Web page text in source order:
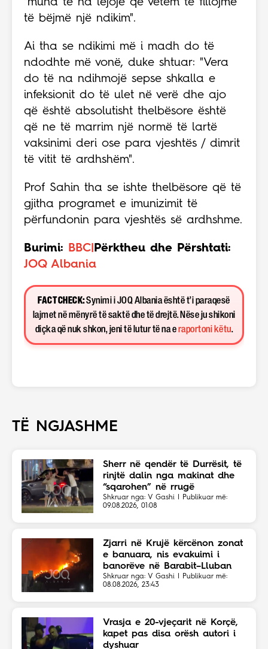
"mund të na lejojë që vetëm të fillojmë
të bëjmë një ndikim".
Ai tha se ndikimi më i madh do të
ndodhte më vonë, duke shtuar: "Vera
do të na ndihmojë sepse shkalla e
infeksionit do të ulet në verë dhe ajo
që është absolutisht thelbësore është
që ne të marrim një normë të lartë
vaksinimi deri ose para vjeshtës / dimrit
të vitit të ardhshëm".
Prof Sahin tha se ishte thelbësore që të
gjitha programet e imunizimit të
përfundonin para vjeshtës së ardhshme.
Burimi: BBC| Përktheu dhe Përshtati:
JOQ Albania
FACT CHECK:Synimi i JOQ Albania është t’i paraqesë
lajmet në mënyrë të saktë dhe të drejtë. Nëse ju shikoni
diçka që nuk shkon, jeni të lutur të na e raportoni këtu.
TË NGJASHME
Sherr në qendër të Durrësit, të
rinjtë dalin nga makinat dhe
“sqarohen” në rrugë
Shkruar nga: V Gashi | Publikuar më:
09.08.2026, 01:08
Zjarri në Krujë kërcënon zonat
e banuara, nis evakuimi i
banorëve në Barabit–Lluban
Shkruar nga: V Gashi | Publikuar më:
08.08.2026, 23:43
Vrasja e 20-vjeçarit në Korçë,
kapet pas disa orësh autori i
dyshuar